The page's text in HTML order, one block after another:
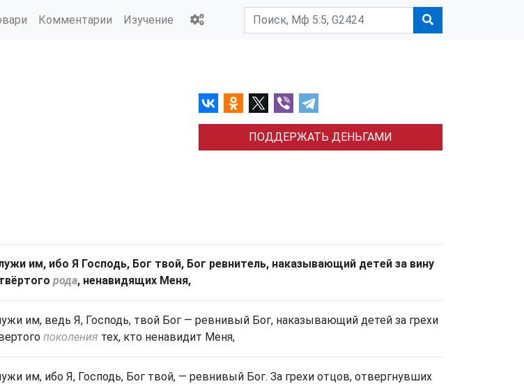
Комментарии Изучение
ПОДДЕРЖАТЬ ДЕНЬГАМИ
им, ибо Я Господь, Бог твой, Бог ревнитель, наказывающий детей за вину
рода, ненавидящих Меня,
им, ведь Я, Господь, твой Бог — ревнивый Бог, наказывающий детей за грехи
поколения тех, кто ненавидит Меня,
им, ибо Я, Господь, Бог твой, — ревнивый Бог. За грехи отцов, отвергнувших